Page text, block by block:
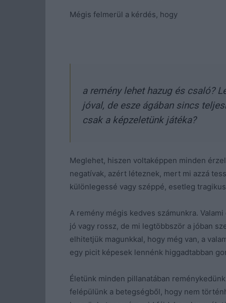
Mégis felmerül a kérdés, hogy
a remény lehet hazug és csaló?
jóval, de esze ágában sincs
csak a képzeletünk játéka?
Meglehet, hiszen voltaképpen minden
negatívak, azért léteznek, mert mi azzá
különlegessé vagy széppé, esetleg
A remény mégis kedves számunkra.
jó vagy rossz, de mi legtöbbször a jóban
elhitetjük magunkkal, hogy még van, a
egy picit képesek lennénk higgadtabban
Életünk minden pillanatában
felépülünk a betegségből, hogy nem